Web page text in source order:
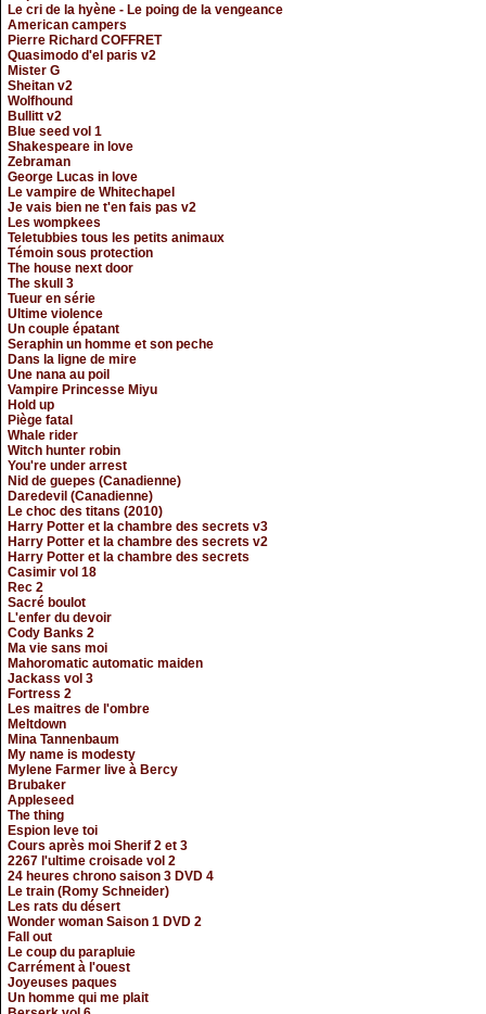
Le cri de la hyène - Le poing de la vengeance
American campers
Pierre Richard COFFRET
Quasimodo d'el paris v2
Mister G
Sheitan v2
Wolfhound
Bullitt v2
Blue seed vol 1
Shakespeare in love
Zebraman
George Lucas in love
Le vampire de Whitechapel
Je vais bien ne t'en fais pas v2
Les wompkees
Teletubbies tous les petits animaux
Témoin sous protection
The house next door
The skull 3
Tueur en série
Ultime violence
Un couple épatant
Seraphin un homme et son peche
Dans la ligne de mire
Une nana au poil
Vampire Princesse Miyu
Hold up
Piège fatal
Whale rider
Witch hunter robin
You're under arrest
Nid de guepes (Canadienne)
Daredevil (Canadienne)
Le choc des titans (2010)
Harry Potter et la chambre des secrets v3
Harry Potter et la chambre des secrets v2
Harry Potter et la chambre des secrets
Casimir vol 18
Rec 2
Sacré boulot
L'enfer du devoir
Cody Banks 2
Ma vie sans moi
Mahoromatic automatic maiden
Jackass vol 3
Fortress 2
Les maitres de l'ombre
Meltdown
Mina Tannenbaum
My name is modesty
Mylene Farmer live à Bercy
Brubaker
Appleseed
The thing
Espion leve toi
Cours après moi Sherif 2 et 3
2267 l'ultime croisade vol 2
24 heures chrono saison 3 DVD 4
Le train (Romy Schneider)
Les rats du désert
Wonder woman Saison 1 DVD 2
Fall out
Le coup du parapluie
Carrément à l'ouest
Joyeuses paques
Un homme qui me plait